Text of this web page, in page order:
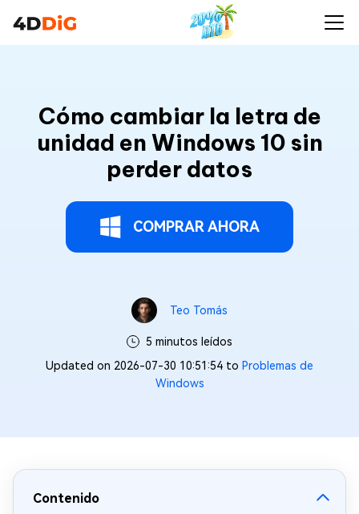
Cómo cambiar la letra de
unidad en Windows 10 sin
perder datos
COMPRAR AHORA
Teo Tomás
5 minutos leídos
Updated on 2026-07-30 10:51:54 to Problemas de
Windows
Contenido